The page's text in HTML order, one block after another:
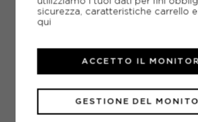
sicurezza, caratteristiche carrello
qui
GESTIONE DEL
ACCETTO IL